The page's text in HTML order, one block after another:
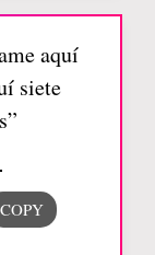
aquí
siete